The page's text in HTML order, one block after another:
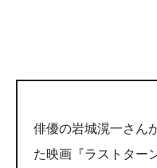
俳優の岩城滉一さん
た映画『ラストタ